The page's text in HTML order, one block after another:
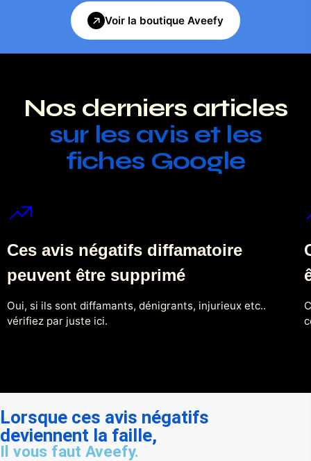
Voir la boutique Aveefy
Nos derniers articles
sur les avis et les
fiches Google
Ces avis négatifs diffamatoire
peuvent être supprimé
Oui, si ils sont diffamants, dénigrants, injurieux etc..
vérifiez par juste ici.
Lorsque ces avis négatifs
deviennent la faille,
Il vous faut Aveefy.